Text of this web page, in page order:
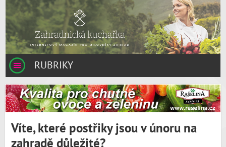
RUBRIKY
Víte, které postřiky jsou v únoru na
zahradě důležité?